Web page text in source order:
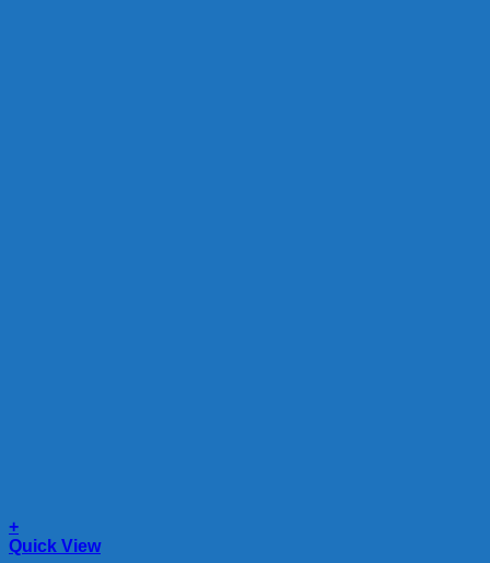
+
Quick View